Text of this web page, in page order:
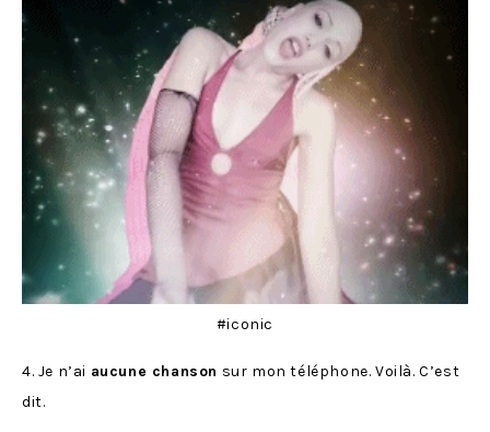
#iconic
4. Je n’ai aucune chanson sur mon téléphone. Voilà. C’est
dit.